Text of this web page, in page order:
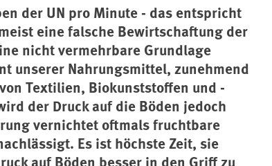
der UN pro Minute - das entspricht
eine falsche Bewirtschaftung der
nicht vermehrbare Grundlage
unserer Nahrungsmittel, zunehmend
Textilien, Biokunststoffen und -
der Druck auf die Böden jedoch
vernichtet oftmals fruchtbare
Es ist höchste Zeit, sie
auf Böden besser in den Griff zu